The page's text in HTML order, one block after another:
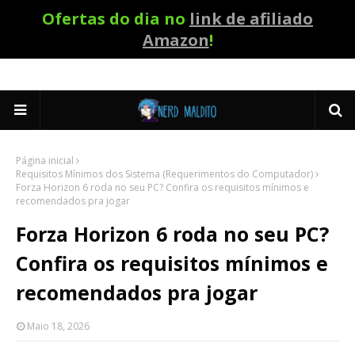
Ofertas do dia no link de afiliado
Amazon!
Página inicial
Requisitos Mínimos dos Sistema (Requerimentos do Computador)
Forza Horizon 6 roda no seu PC? Confira os requisitos mínimos e
recomendados pra jogar
Forza Horizon 6 roda no seu PC?
Confira os requisitos mínimos e
recomendados pra jogar
Maio 18, 2026